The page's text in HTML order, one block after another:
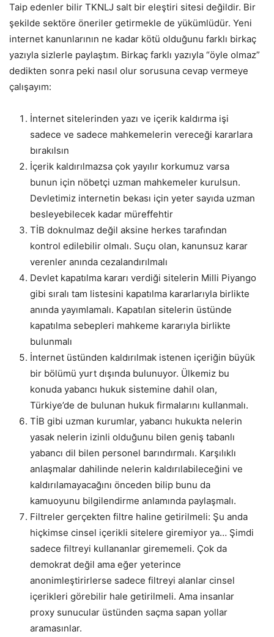
Taip edenler bilir TKNLJ salt bir eleştiri sitesi değildir. Bir
şekilde sektöre öneriler getirmekle de yükümlüdür. Yeni
internet kanunlarının ne kadar kötü olduğunu farklı birkaç
yazıyla sizlerle paylaştım. Birkaç farklı yazıyla “öyle olmaz”
dedikten sonra peki nasıl olur sorusuna cevap vermeye
çalışayım:
İnternet sitelerinden yazı ve içerik kaldırma işi
sadece ve sadece mahkemelerin vereceği kararlara
bırakılsın
İçerik kaldırılmazsa çok yayılır korkumuz varsa
bunun için nöbetçi uzman mahkemeler kurulsun.
Devletimiz internetin bekası için yeter sayıda uzman
besleyebilecek kadar müreffehtir
TİB doknulmaz değil aksine herkes tarafından
kontrol edilebilir olmalı. Suçu olan, kanunsuz karar
verenler anında cezalandırılmalı
Devlet kapatılma kararı verdiği sitelerin Milli Piyango
gibi sıralı tam listesini kapatılma kararlarıyla birlikte
anında yayımlamalı. Kapatılan sitelerin üstünde
kapatılma sebepleri mahkeme kararıyla birlikte
bulunmalı
İnternet üstünden kaldırılmak istenen içeriğin büyük
bir bölümü yurt dışında bulunuyor. Ülkemiz bu
konuda yabancı hukuk sistemine dahil olan,
Türkiye’de de bulunan hukuk firmalarını kullanmalı.
TİB gibi uzman kurumlar, yabancı hukukta nelerin
yasak nelerin izinli olduğunu bilen geniş tabanlı
yabancı dil bilen personel barındırmalı. Karşılıklı
anlaşmalar dahilinde nelerin kaldırılabileceğini ve
kaldırılamayacağını önceden bilip bunu da
kamuoyunu bilgilendirme anlamında paylaşmalı.
Filtreler gerçekten filtre haline getirilmeli: Şu anda
hiçkimse cinsel içerikli sitelere giremiyor ya… Şimdi
sadece filtreyi kullananlar girememeli. Çok da
demokrat değil ama eğer yeterince
anonimleştirirlerse sadece filtreyi alanlar cinsel
içerikleri görebilir hale getirilmeli. Ama insanlar
proxy sunucular üstünden saçma sapan yollar
aramasınlar.